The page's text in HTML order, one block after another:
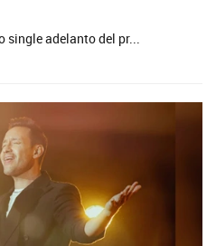
single adelanto del pr...